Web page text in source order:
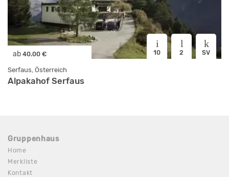
ab 40.00 € 10 2 SV
Serfaus, Österreich
Alpakahof Serfaus
Gruppenhaus
Home
Merkliste
Kontakt